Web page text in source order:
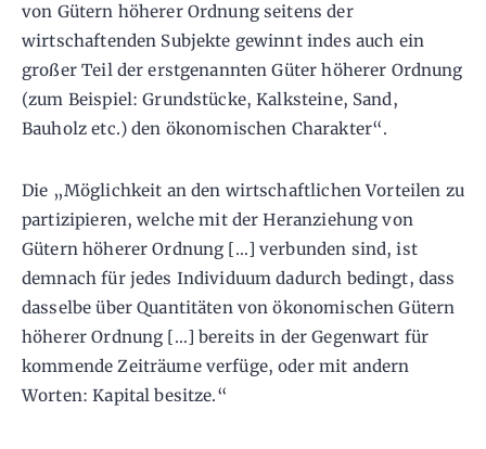
von Gütern höherer Ordnung seitens der
wirtschaftenden Subjekte gewinnt indes auch ein
großer Teil der erstgenannten Güter höherer Ordnung
(zum Beispiel: Grundstücke, Kalksteine, Sand,
Bauholz etc.) den ökonomischen Charakter“.
Die „Möglichkeit an den wirtschaftlichen Vorteilen zu
partizipieren, welche mit der Heranziehung von
Gütern höherer Ordnung […] verbunden sind, ist
demnach für jedes Individuum dadurch bedingt, dass
dasselbe über Quantitäten von ökonomischen Gütern
höherer Ordnung […] bereits in der Gegenwart für
kommende Zeiträume verfüge, oder mit andern
Worten: Kapital besitze.“